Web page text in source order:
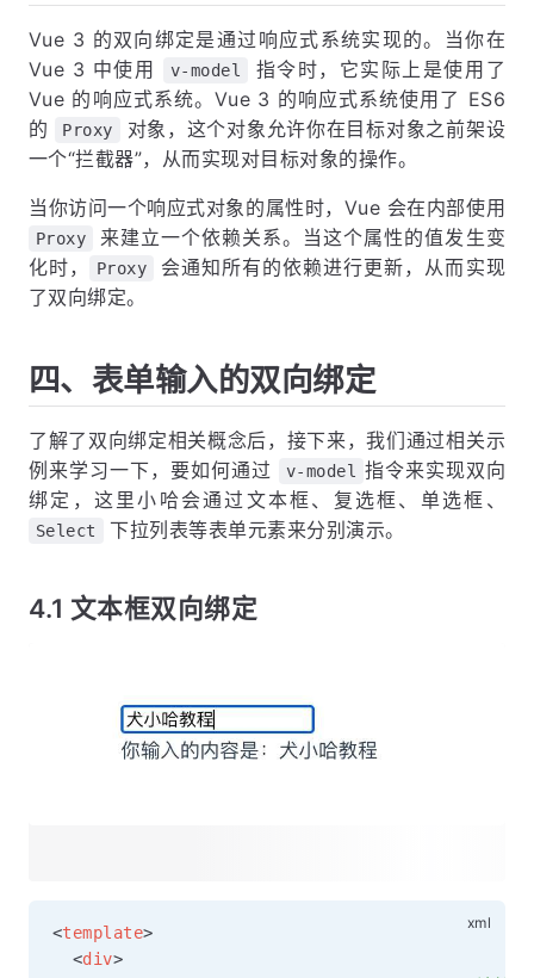
Vue 3 的双向绑定是通过响应式系统实现的。当你在
Vue 3 中使用
v-model
指令时，它实际上是使用了
Vue 的响应式系统。Vue 3 的响应式系统使用了 ES6
的
Proxy
对象，这个对象允许你在目标对象之前架设
一个“拦截器”，从而实现对目标对象的操作。
当你访问一个响应式对象的属性时，Vue 会在内部使用
Proxy
来建立一个依赖关系。当这个属性的值发生变
化时，
Proxy
会通知所有的依赖进行更新，从而实现
了双向绑定。
四、表单输入的双向绑定
了解了双向绑定相关概念后，接下来，我们通过相关示
例来学习一下，要如何通过
v-model
指令来实现双向
绑定，这里小哈会通过文本框、复选框、单选框、
Select 下拉列表等表单元素来分别演示。
4.1 文本框双向绑定
<template>
<div>